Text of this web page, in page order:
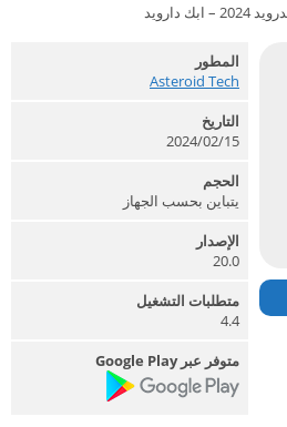
المطور
Asteroid Tech‏
التاريخ
2024/02/15
الحجم
يتباين بحسب الجهاز
الإصدار
20.0
متطلبات التشغيل
4.4
متوفر عبر Google Play